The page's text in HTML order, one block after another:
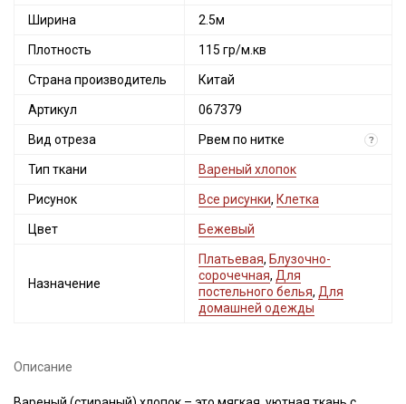
Ширина 2.5м
Плотность 115 гр/м.кв
Страна производитель Китай
Артикул 067379
Вид отреза Рвем по нитке ?
Тип ткани Вареный хлопок
Рисунок Все рисунки, Клетка
Цвет Бежевый
Назначение
Платьевая, Блузочно-
сорочечная, Для
постельного белья, Для
домашней одежды
Описание